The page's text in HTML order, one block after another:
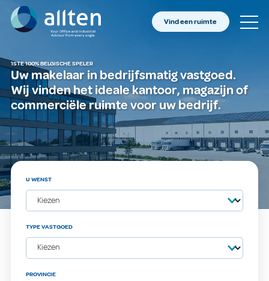
Allten
VIND EEN RUIMTE
CONTACT
Vind een ruimte
1STE 100% BELGISCHE SPELER
Uw makelaar in bedrijfsmatig vastgoed.
Wij vinden het ideale kantoor, magazijn of
commerciële ruimte voor uw bedrijf.
U WENST
TYPE VASTGOED
PROVINCIE